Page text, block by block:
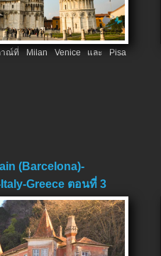
าณ์ที่ Milan Venice และ Pisa
(Barcelona)-
Greece ตอนที่ 3